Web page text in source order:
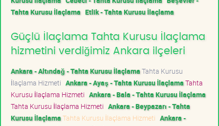
Tahta Kurusu İlaçlama Etlik - Tahta Kurusu İlaçlama
Güçlü İlaçlama Tahta Kurusu İlaçlama
hizmetini verdiğimiz Ankara ilçeleri
Ankara - Altındağ - Tahta Kurusu İlaçlamaTahta Kurusu
İlaçlama Hizmeti Ankara - Ayaş - Tahta Kurusu İlaçlamaTahta
Kurusu İlaçlama Hizmeti Ankara - Bala - Tahta Kurusu İlaçlama
Tahta Kurusu İlaçlama Hizmeti Ankara - Beypazarı - Tahta
Kurusu İlaçlamaTahta Kurusu İlaçlama Hizmeti Ankara -